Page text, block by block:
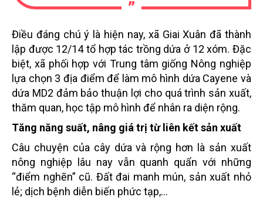
Điều đáng chú ý là hiện nay, xã Giai Xuân đã thành
lập được 12/14 tổ hợp tác trồng dứa ở 12 xóm. Đặc
biệt, xã phối hợp với Trung tâm giống Nông nghiệp
lựa chọn 3 địa điểm để làm mô hình dứa Cayene và
dứa MD2 đảm bảo thuận lợi cho quá trình sản xuất,
thăm quan, học tập mô hình để nhân ra diện rộng.
Tăng năng suất, nâng giá trị từ liên kết sản xuất
Câu chuyện của cây dứa và rộng hơn là sản xuất
nông nghiệp lâu nay vẫn quanh quẩn với những
“điểm nghẽn” cũ. Đất đai manh mún, sản xuất nhỏ
lẻ; dịch bệnh diễn biến phức tạp,…